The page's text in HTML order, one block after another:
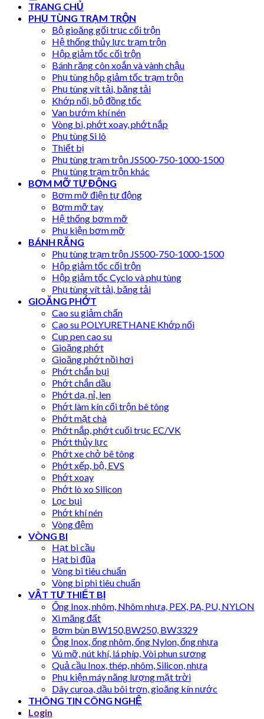
TRANG CHỦ
PHỤ TÙNG TRẠM TRỘN
Bộ gioăng gối trục cối trộn
Hệ thống thủy lực trạm trộn
Hộp giảm tốc cối trộn
Bánh răng côn xoắn và vành chậu
Phụ tùng hộp giảm tốc trạm trộn
Phụ tùng vít tải, băng tải
Khớp nối, bộ đồng tốc
Van bướm khí nén
Vòng bi, phớt xoay, phớt nắp
Phụ tùng Si lô
Thiết bị
Phụ tùng trạm trộn JS500-750-1000-1500
Phụ tùng trạm trộn khác
BƠM MỠ TỰ ĐỘNG
Bơm mỡ điện tự động
Bơm mỡ tay
Hệ thống bơm mỡ
Phụ kiện bơm mỡ
BÁNH RĂNG
Phụ tùng trạm trộn JS500-750-1000-1500
Hộp giảm tốc cối trộn
Hộp giảm tốc Cyclo và phụ tùng
Phụ tùng vít tải, băng tải
GIOĂNG PHỚT
Cao su giảm chấn
Cao su POLYURETHANE Khớp nối
Cup pen cao su
Gioăng phớt
Gioăng phớt nồi hơi
Phớt chắn bụi
Phớt chắn dầu
Phớt dạ, nỉ, len
Phớt làm kín cối trộn bê tông
Phớt mặt chà
Phớt nắp, phớt cuối trục EC/VK
Phớt thủy lực
Phớt xe chở bê tông
Phớt xếp, bộ, EVS
Phớt xoay
Phớt lò xo Silicon
Lọc bụi
Phớt khí nén
Vòng đệm
VÒNG BI
Hạt bi cầu
Hạt bi đũa
Vòng bi tiêu chuẩn
Vòng bi phi tiêu chuẩn
VẬT TƯ THIẾT BỊ
Ống Inox, nhôm, Nhôm nhựa, PEX, PA, PU, NYLON
Xi măng đất
Bơm bùn BW150,BW250, BW3329
Ống Inox, ống nhôm, ống Nylon, ống nhựa
Vú mỡ, nút khí, lá phíp, Vòi phun sương
Quả cầu Inox, thép, nhôm, Silicon, nhựa
Phụ kiện máy năng lượng mặt trời
Dây curoa, dầu bôi trơn, gioăng kín nước
THÔNG TIN CÔNG NGHỆ
Login